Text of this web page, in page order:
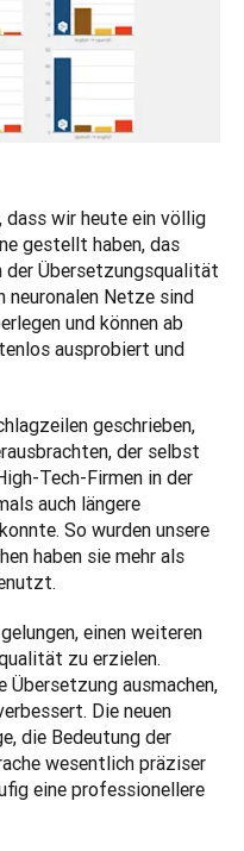
wir heute ein völlig
gestellt haben, das
der Übersetzungsqualität
Netze sind
und können ab
ausprobiert und
geschrieben,
der selbst
Tech-Firmen in der
auch längere
So wurden unsere
haben sie mehr als
einen weiteren
zu erzielen.
Übersetzung ausmachen,
Die neuen
die Bedeutung der
wesentlich präziser
eine professionellere